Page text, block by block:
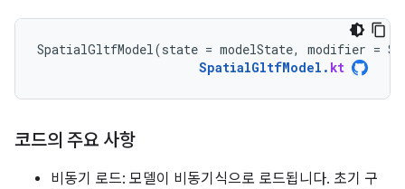
SpatialGltfModel (state = modelState, modifier =
SpatialGltfModel . kt
코드의 주요 사항
비동기 로드: 모델이 비동기식으로 로드됩니다. 초기 구